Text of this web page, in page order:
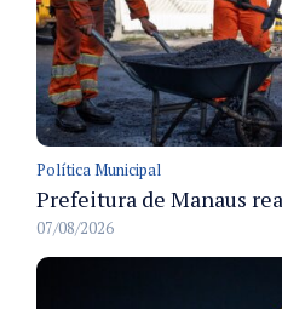
Política Municipal
07/08/2026